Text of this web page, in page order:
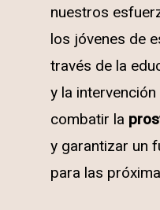
nuestros
los jóvenes de
través de la
y la
combatir la
y garantizar un
para las